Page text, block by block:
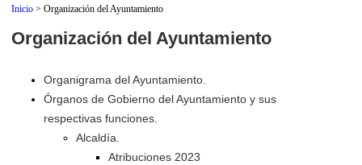
Inicio >Organización del Ayuntamiento
Organización del Ayuntamiento
Organigrama del Ayuntamiento.
Órganos de Gobierno del Ayuntamiento y sus
respectivas funciones.
Alcaldía.
Atribuciones 2023